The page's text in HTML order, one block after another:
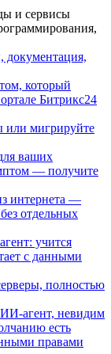
и сервисы
документация,
который
Битрикс24
или мигрируйте
ваших
— получите
интернета —
отдельных
учится
с данными
полностью
агент, невидим
есть
правами